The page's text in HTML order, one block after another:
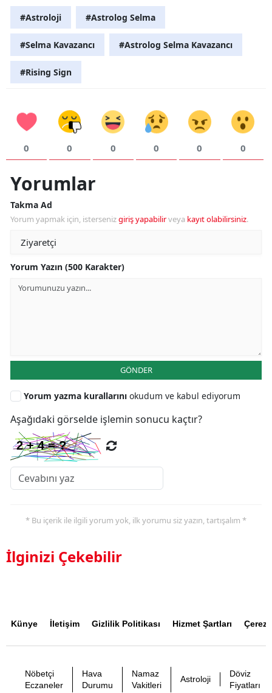
#Astroloji #Astrolog Selma
#Selma Kavazancı #Astrolog Selma Kavazancı
#Rising Sign
0 0 0 0 0 0
Yorumlar
Takma Ad
Yorum yapmak için, istersenizgiriş yapabilirveya kayıt olabilirsiniz.
Yorum Yazın (500 Karakter)
GÖNDER
Yorum yazma kurallarını okudum ve kabul ediyorum
Aşağıdaki görselde işlemin sonucu kaçtır?
* Bu içerik ile ilgili yorum yok, ilk yorumu siz yazın, tartışalım *
İlginizi Çekebilir
Künye İletişim Gizlilik Politikası Hizmet Şartları Çerez
Nöbetçi
Eczaneler
Hava
Durumu
Namaz
Vakitleri
Astroloji
Döviz
Fiyatları